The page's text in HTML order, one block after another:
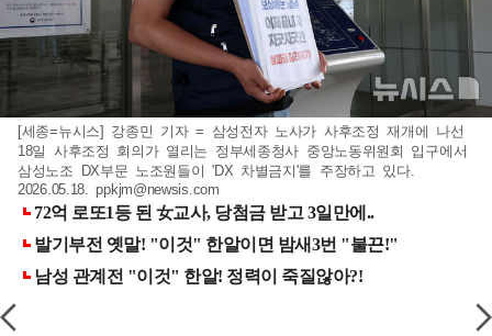
[세종=뉴시스] 강종민 기자 = 삼성전자 노사가 사후조정 재개에 나선
18일 사후조정 회의가 열리는 정부세종청사 중앙노동위원회 입구에서
삼성노조 DX부문 노조원들이 'DX 차별금지'를 주장하고 있다.
2026.05.18.ppkjm@newsis.com